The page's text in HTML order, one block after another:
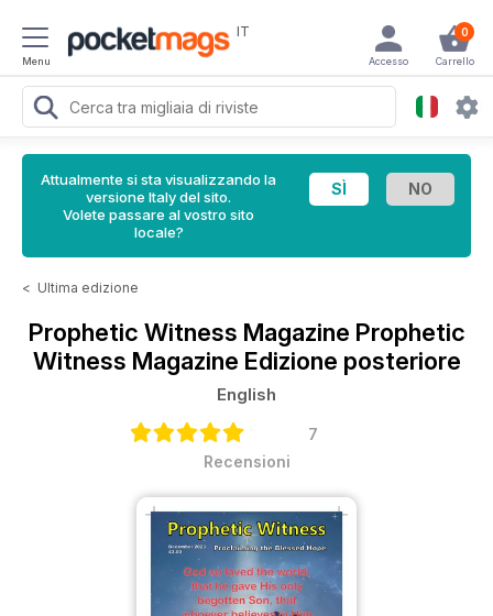
Menu
IT 0
Carrello
Accesso
Attualmente si sta visualizzando la
versione Italy del sito.
Volete passare al vostro sito
locale?
< Ultima edizione
Prophetic Witness Magazine Prophetic
Witness Magazine Edizione posteriore
English
7
Recensioni